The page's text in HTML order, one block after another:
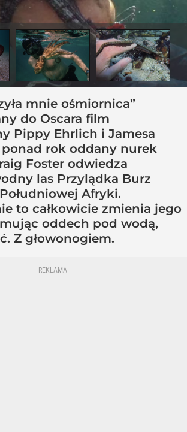
mnie ośmiornica”
do Oscara film
Pippy Ehrlich i Jamesa
ponad rok oddany nurek
Foster odwiedza
las Przylądka Burz
Afryki.
to całkowicie zmienia jego
oddech pod wodą,
Z głowonogiem.